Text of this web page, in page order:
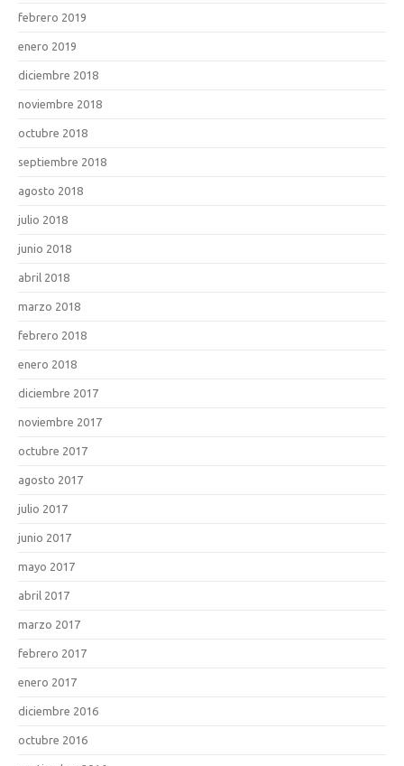
febrero 2019
enero 2019
diciembre 2018
noviembre 2018
octubre 2018
septiembre 2018
agosto 2018
julio 2018
junio 2018
abril 2018
marzo 2018
febrero 2018
enero 2018
diciembre 2017
noviembre 2017
octubre 2017
agosto 2017
julio 2017
junio 2017
mayo 2017
abril 2017
marzo 2017
febrero 2017
enero 2017
diciembre 2016
octubre 2016